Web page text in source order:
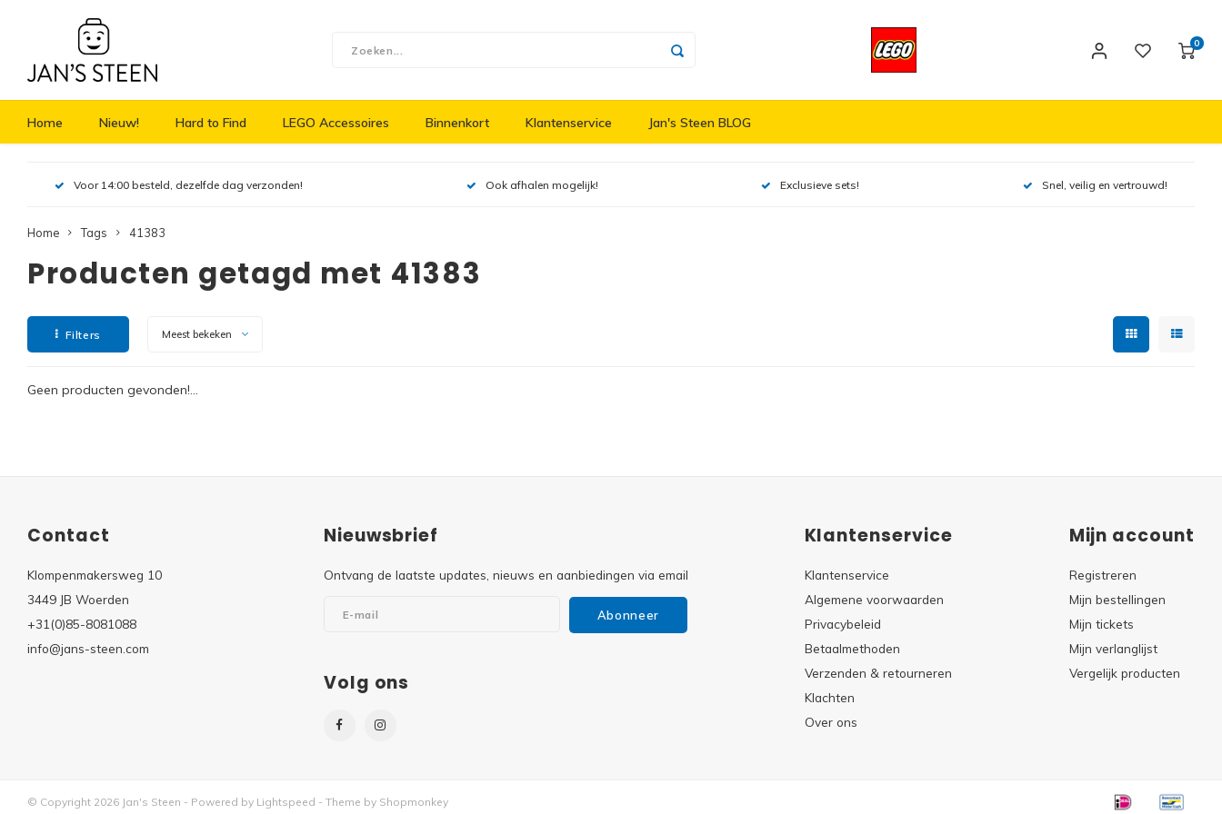
0
Home Nieuw! Hard to Find LEGO Accessoires Binnenkort Klantenservice Jan's Steen BLOG
Voor 14:00 besteld, dezelfde dag verzonden! Ook afhalen mogelijk! Exclusieve sets! Snel, veilig en vertrouwd!
Home Tags 41383
Producten getagd met 41383
Filters Meest bekeken
Geen producten gevonden!...
Contact
Klompenmakersweg 10
3449 JB Woerden
+31(0)85-8081088
info@jans-steen.com
Nieuwsbrief
Ontvang de laatste updates, nieuws en aanbiedingen via email
Abonneer
Volg ons
Klantenservice
Klantenservice
Algemene voorwaarden
Privacybeleid
Betaalmethoden
Verzenden & retourneren
Klachten
Over ons
Mijn account
Registreren
Mijn bestellingen
Mijn tickets
Mijn verlanglijst
Vergelijk producten
© Copyright 2026 Jan's Steen - Powered by Lightspeed - Theme by Shopmonkey